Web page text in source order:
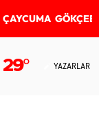
ÇAYCUMA
29° YAZARLAR